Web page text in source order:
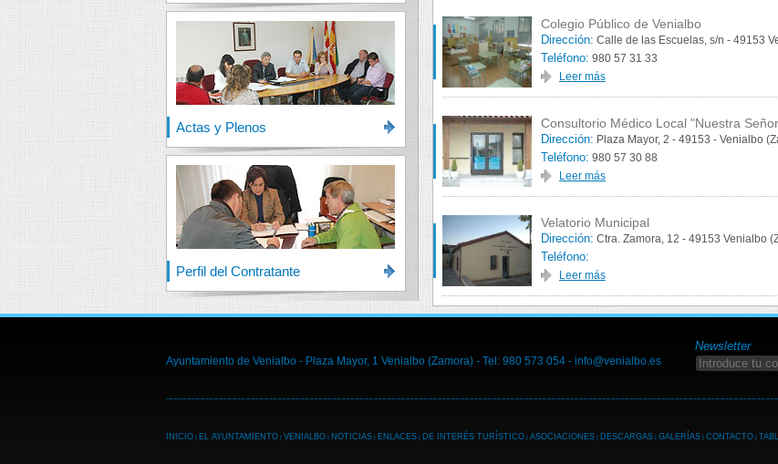
Actas y Plenos
Perfil del Contratante
Colegio Público de Venialbo
Dirección: Calle de las Escuelas, s/n - 49153
Teléfono: 980 57 31 33
Leer más
Consultorio Médico Local "Nuestra
Dirección: Plaza Mayor, 2 - 49153 - Venialbo
Teléfono: 980 57 30 88
Leer más
Velatorio Municipal
Dirección: Ctra. Zamora, 12 - 49153 Venialbo
Teléfono:
Leer más
Newsletter
Ayuntamiento de Venialbo - Plaza Mayor, 1 Venialbo (Zamora) - Tel: 980 573 054 - info@venialbo.es
INICIO EL AYUNTAMIENTO VENIALBO NOTICIAS ENLACES DE INTERÉS TURÍSTICO ASOCIACIONES DESCARGAS GALERÍAS CONTACTO